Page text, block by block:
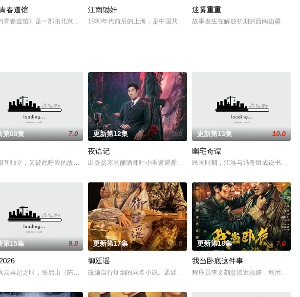
卜三卦，不料卦卦皆凶：抢亲、丧亲，挚爱殒命。死局当前，她誓要撕出
春道馆
青春道馆》是一部由北京龙采正和文化传媒有限公司倾力打造的一部青春励志题材的情景喜剧,故事围绕着
江南锄奸
1930年代前后的上海，是中国共产党与国民党殊死搏斗的前沿阵地。中共
迷雾重重
故事发生在解放初期的西南边疆。这
晴专杀薄情负心德行有亏之辈。太子夏无双和好兄弟张小峰奉皇命携天
第08集 7.0
互独立，又彼此呼应的故事——用一场精心策划的“夏令营”完成复仇的受害者；临终前与遗憾和解的“无用之
更新第12集 9.0
夜语记
出身贫寒的酿酒师叶小唯遭遇爱人程桉、恩师林晚媚的双重背叛。她从恨意
更新第13集 10.0
幽宅奇谭
民国时期，江淮与迅哥组成说书班子
动人的情感，以及他们在复杂局势中坚守初心、勇敢面对困难的爱情故事
第15集 9.0
云再起之时，张启山（陈伟霆 饰）与吴老狗（曾舜晞 饰）强强联手，携手霍仙姑（陈瑶 饰）与九门诸人共
更新第17集 6.0
御廷谣
改编自行烟烟的同名小说。孟廷辉，大平王朝有史以来个以女子进士科三元
更新第18集 7.0
我当卧底这件事
程序员李文刻意接近顾婷，利用顾炎